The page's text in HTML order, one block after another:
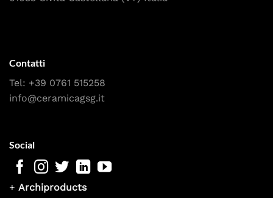
Contatti
Tel: +39 0761 515258
info@ceramicagsg.it
Social
+ Archiproducts